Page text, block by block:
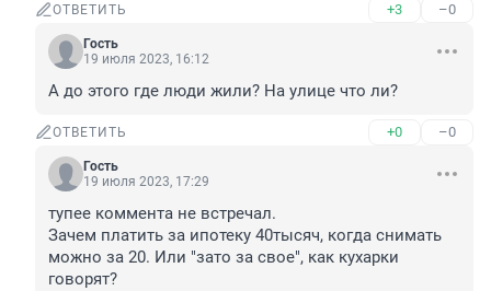
ОТВЕТИТЬ +3 –0
Гость
19 июля 2023, 16:12
А до этого где люди жили? На улице что ли?
ОТВЕТИТЬ +0 –0
Гость
19 июля 2023, 17:29
тупее коммента не встречал.
Зачем платить за ипотеку 40тысяч, когда снимать
можно за 20. Или "зато за свое", как кухарки
говорят?